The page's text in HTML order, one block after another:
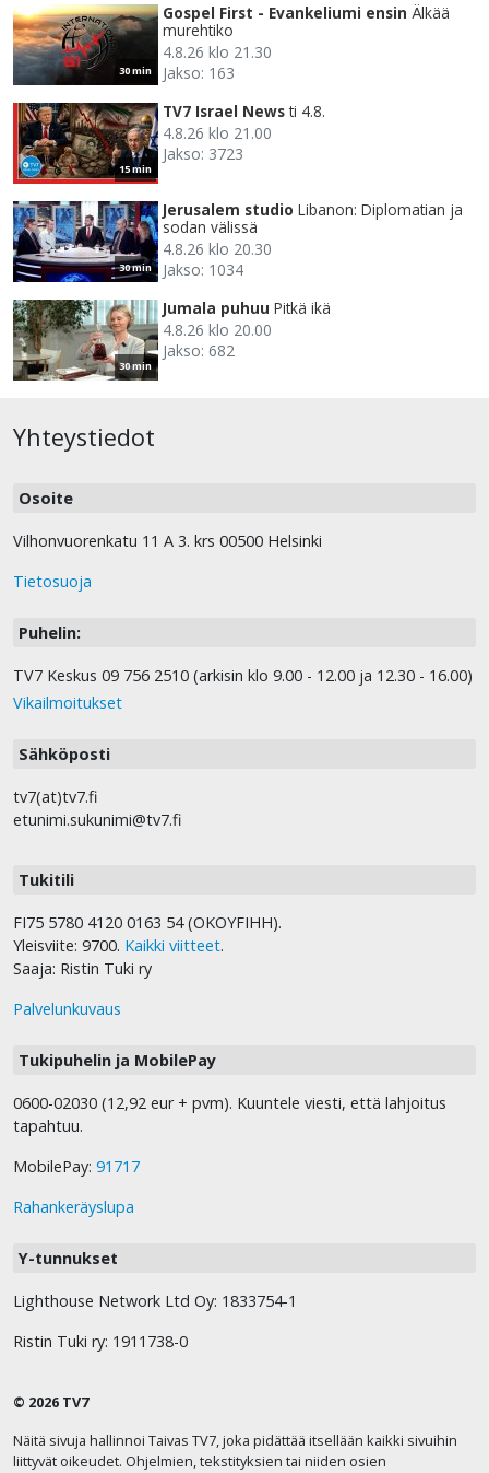
30 min
Gospel First - Evankeliumi ensin Älkää
murehtiko
4.8.26 klo 21.30
Jakso: 163
15 min
TV7 Israel News ti 4.8.
4.8.26 klo 21.00
Jakso: 3723
30 min
Jerusalem studio Libanon: Diplomatian ja
sodan välissä
4.8.26 klo 20.30
Jakso: 1034
30 min
Jumala puhuu Pitkä ikä
4.8.26 klo 20.00
Jakso: 682
Yhteystiedot
Osoite
Vilhonvuorenkatu 11 A 3. krs 00500 Helsinki
Tietosuoja
Puhelin:
TV7 Keskus 09 756 2510 (arkisin klo 9.00 - 12.00 ja 12.30 - 16.00)
Vikailmoitukset
Sähköposti
tv7(at)tv7.fi
etunimi.sukunimi@tv7.fi
Tukitili
FI75 5780 4120 0163 54 (OKOYFIHH).
Yleisviite: 9700. Kaikki viitteet.
Saaja: Ristin Tuki ry
Palvelunkuvaus
Tukipuhelin ja MobilePay
0600-02030 (12,92 eur + pvm). Kuuntele viesti, että lahjoitus
tapahtuu.
MobilePay: 91717
Rahankeräyslupa
Y-tunnukset
Lighthouse Network Ltd Oy: 1833754-1
Ristin Tuki ry: 1911738-0
© 2026 TV7
Näitä sivuja hallinnoi Taivas TV7, joka pidättää itsellään kaikki sivuihin
liittyvät oikeudet. Ohjelmien, tekstityksien tai niiden osien